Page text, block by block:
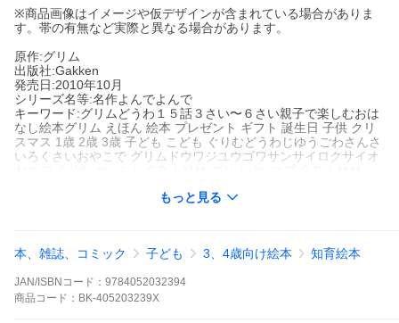
※商品画像はイメージや仮デザインが含まれている場合がありま
す。帯の有無など実際と異なる場合があります。
原作:グリム
出版社:Gakken
発売日:2010年10月
シリーズ名等:名作よんでよんで
キーワード:グリムどうわ１５話３さい〜６さい親子で楽しむおは
なし絵本グリム えほん 絵本 プレゼント ギフト 誕生日 子供 クリ
スマス 1歳 2歳 3歳 子ども こども ぐりむどうわじゆうごわさんさ
いろくさいおやこで グリムドウワジユウゴワサンサイロクサイオ
出版社名:
Gakken
シリーズ名等:名作よんでよんで
親しみやすい表現で、世界の昔話の中でも、もっとも人気がある
グリム童話を１５話収録。幼児教育の現場で評価の高いイラスト
もっと見る
本、雑誌、コミック 子ども 3、4歳向け絵本 知育絵本
JAN/ISBNコード： 9784052032394
商品 コード： BK-405203239X